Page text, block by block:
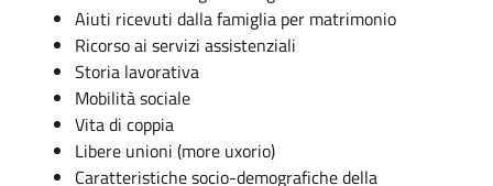
Aiuti ricevuti dalla famiglia per matrimonio
Ricorso ai servizi assistenziali
Storia lavorativa
Mobilità sociale
Vita di coppia
Libere unioni (more uxorio)
Caratteristiche socio-demografiche della